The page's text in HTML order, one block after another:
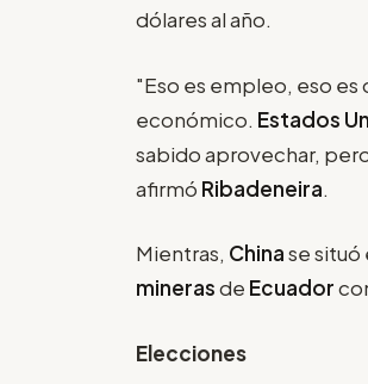
dólares al año.
"Eso es empleo, eso
económico. Estados
sabido aprovechar,
afirmó Ribadeneira.
Mientras, Chinase situó
minerasde Ecuador
Elecciones